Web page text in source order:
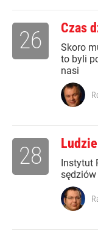
Czas
Skoro
to byli
nasi
26
Instytut
28